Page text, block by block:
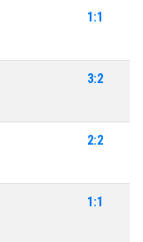
1:1
3:2
2:2
1:1